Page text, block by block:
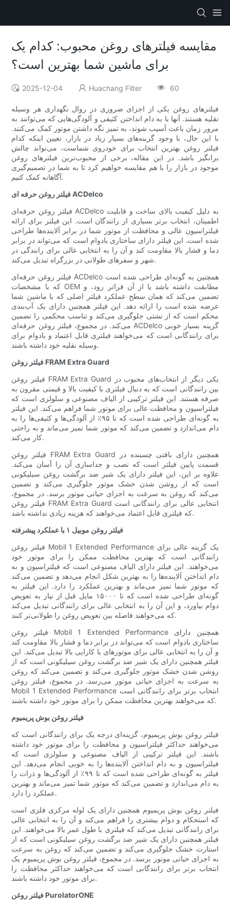
مقایسه فیلترهای روغن محبوب: کدام یک
برای ماشین شما بهترین است؟
2025-12-04 Huachang Filter 60
فیلترهای روغن یکی از اجزای ضروری در روال نگهداری هر وسیله
نقلیه هستند. آنها با به دام انداختن کثیفی و آلودگی‌هایی که می‌توانند به
مرور زمان باعث آسیب شوند، به تمیز نگه داشتن موتور کمک می‌کنند.
با این حال، با وجود گزینه‌های بسیار زیاد در بازار، تعیین اینکه کدام
فیلتر روغن بهترین انتخاب برای خودروی شماست، می‌تواند چالش
برانگیز باشد. در این مقاله، برخی از محبوب‌ترین فیلترهای روغن
موجود در بازار را با هم مقایسه خواهیم کرد تا به شما در تصمیم‌گیری
آگاهانه کمک کنیم.
فیلتر روغن حرفه ای ACDelco
فیلتر روغن حرفه‌ای ACDelco به دلیل کیفیت بالای ساخت و قابلیت
اطمینان، انتخاب برتر بسیاری از رانندگان است. این فیلتر برای ارائه
فیلتراسیون عالی و محافظت از موتور شما در برابر آلاینده‌ها طراحی
شده است. این فیلتر دارای ساختاری بادوام است که می‌تواند در برابر
دما و فشار بالا مقاومت کند و آن را به انتخابی عالی برای رانندگی در
شهر و سفرهای طولانی در بزرگراه تبدیل می‌کند.
فیلتر روغن حرفه‌ای ACDelco همچنین به گونه‌ای طراحی شده است
که با مشخصات OEM مطابقت داشته باشد یا از آن فراتر رود، و
تضمین می‌کند که همان سطح عملکرد فیلتر اصلی که با ماشین شما
عرضه شده است را ارائه دهد. این فیلتر همچنین دارای یک آب‌بندی
محکم است که از نشتی جلوگیری می‌کند و تناسب محکمی را تضمین
می‌کند. در مجموع، فیلتر روغن حرفه‌ای ACDelco گزینه بسیار خوبی
برای رانندگانی است که می‌خواهند فیلتری قابل اعتماد و بادوام برای
وسیله نقلیه خود داشته باشند.
فیلتر روغن FRAM Extra Guard
فیلتر روغن FRAM Extra Guard یکی دیگر از انتخاب‌های محبوب در
بین رانندگانی است که به دنبال فیلتری با کیفیت بالا و قیمتی مقرون به
صرفه هستند. این فیلتر ترکیبی از الیاف مصنوعی و سلولزی است که
فیلتراسیون و محافظت عالی برای موتور شما فراهم می‌کند. این فیلتر
به گونه‌ای طراحی شده است که تا ۹۵٪ از آلودگی‌ها و کثیفی‌ها را به
دام می‌اندازد و تضمین می‌کند که موتور شما تمیز می‌ماند و به راحتی
کار می‌کند.
فیلتر روغن FRAM Extra Guard همچنین دارای بافتی چسبنده در
قسمت پایین فیلتر است که نصب و جداسازی آن را آسان می‌کند.
علاوه بر این، این فیلتر دارای یک شیر ضد برگشت روغن سیلیکونی
است که از روشن شدن خشک موتور جلوگیری می‌کند و تضمین
می‌کند که روغن به سرعت به اجزای حیاتی موتور برسد. در مجموع،
فیلتر روغن FRAM Extra Guard انتخابی عالی برای رانندگانی است
که فیلتری قابل اعتماد می‌خواهند که هزینه زیادی نداشته باشد.
فیلتر روغن موبیل ۱ با عملکرد پیشرفته
فیلتر روغن Mobil 1 Extended Performance یک گزینه عالی برای
رانندگانی است که بهترین محافظت ممکن را برای موتور خود
می‌خواهند. این فیلتر دارای الیاف مصنوعی است که فیلتراسیون و به
دام انداختن آلاینده‌ها را به بهترین شکل انجام می‌دهد و تضمین می‌کند
که موتور شما تمیز می‌ماند و بهترین عملکرد را دارد. این فیلتر به
گونه‌ای طراحی شده است که تا ۱۵۰۰۰ مایل قبل از نیاز به تعویض
دوام بیاورد، و این آن را به انتخابی عالی برای رانندگانی تبدیل می‌کند
که می‌خواهند فاصله بین تعویض روغن را طولانی‌تر کنند.
فیلتر روغن Mobil 1 Extended Performance همچنین دارای
ساختاری بادوام است که می‌تواند در برابر دما و فشار بالا مقاومت کند
و آن را به انتخابی عالی برای موتورهای با کارایی بالا تبدیل می‌کند. این
فیلتر همچنین دارای یک شیر ضد برگشت روغن سیلیکونی است که از
روشن شدن خشک موتور جلوگیری می‌کند و تضمین می‌کند که روغن
به سرعت به اجزای حیاتی موتور می‌رسد. در مجموع، فیلتر روغن
Mobil 1 Extended Performance انتخاب برتر برای رانندگانی است
که می‌خواهند بهترین محافظت ممکن را برای موتور خود داشته باشند.
فیلتر روغن بوش پریمیوم
فیلتر روغن بوش پریمیوم، گزینه‌ای درجه یک برای رانندگانی است که
می‌خواهند حداکثر فیلتراسیون و محافظت را برای موتور خود داشته
باشند. این فیلتر ترکیبی از الیاف مصنوعی و سلولزی است که
فیلتراسیون و به دام انداختن آلاینده‌ها را به خوبی انجام می‌دهد. این
فیلتر به گونه‌ای طراحی شده است که تا ۹۹٪ از آلودگی‌ها و ذرات را
به دام می‌اندازد و تضمین می‌کند که موتور شما تمیز می‌ماند و بهترین
عملکرد را دارد.
فیلتر روغن بوش پریمیوم همچنین دارای یک لوله مرکزی فلزی است
که استحکام و دوام بیشتری را فراهم می‌کند و آن را به انتخابی عالی
برای رانندگانی تبدیل می‌کند که فیلتری با طول عمر بالا می‌خواهند. این
فیلتر همچنین دارای یک شیر ضد برگشت روغن سیلیکونی است که از
استارت خشک جلوگیری می‌کند و تضمین می‌کند که روغن به سرعت
به اجزای حیاتی موتور برسد. در مجموع، فیلتر روغن بوش پریمیوم یک
انتخاب برتر برای رانندگانی است که می‌خواهند حداکثر محافظت را
برای موتور خود داشته باشند.
فیلتر روغن PurolatorONE